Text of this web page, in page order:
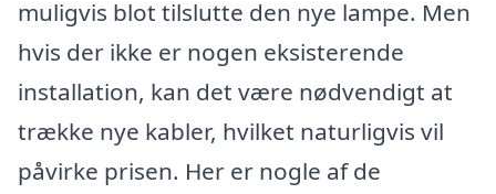
muligvis blot tilslutte den nye lampe. Men
hvis der ikke er nogen eksisterende
installation, kan det være nødvendigt at
trække nye kabler, hvilket naturligvis vil
påvirke prisen. Her er nogle af de